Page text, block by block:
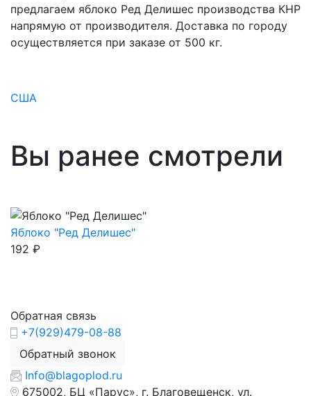
предлагаем яблоко Ред Делишес производства КНР
напрямую от производителя. Доставка по городу
осуществляется при заказе от 500 кг.
США
Вы ранее смотрели
Яблоко "Ред Делишес"
192 ₽
Обратная связь
+7(929)479-08-88
Обратный звонок
Info@blagoplod.ru
675002, БЦ «Парус», г. Благовещенск, ул.